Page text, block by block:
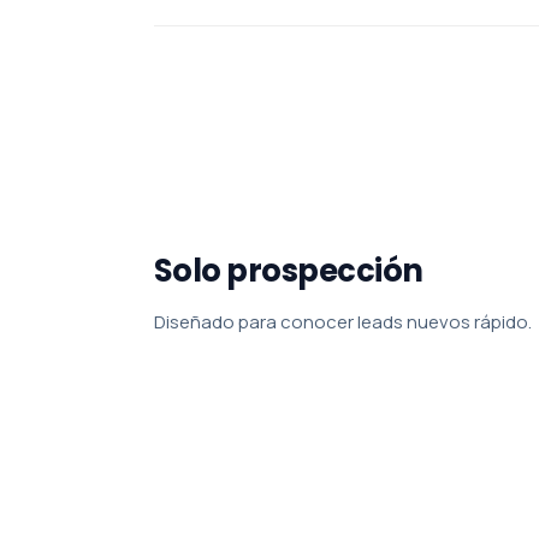
Solo prospección
Diseñado para conocer leads nuevos rápido.